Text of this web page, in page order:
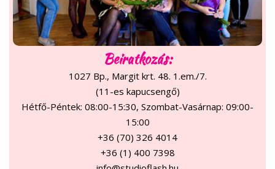
Beiratkozás:
1027 Bp., Margit krt. 48. 1.em./7.
(11-es kapucsengő)
Hétfő-Péntek: 08:00-15:30, Szombat-Vasárnap: 09:00-
15:00
+36 (70) 326 4014
+36 (1) 400 7398